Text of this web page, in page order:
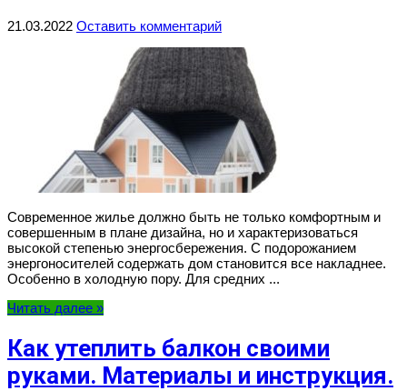
21.03.2022 Оставить комментарий
Современное жилье должно быть не только комфортным и
совершенным в плане дизайна, но и характеризоваться
высокой степенью энергосбережения. С подорожанием
энергоносителей содержать дом становится все накладнее.
Особенно в холодную пору. Для средних ...
Читать далее »
Как утеплить балкон своими
руками. Материалы и инструкция.